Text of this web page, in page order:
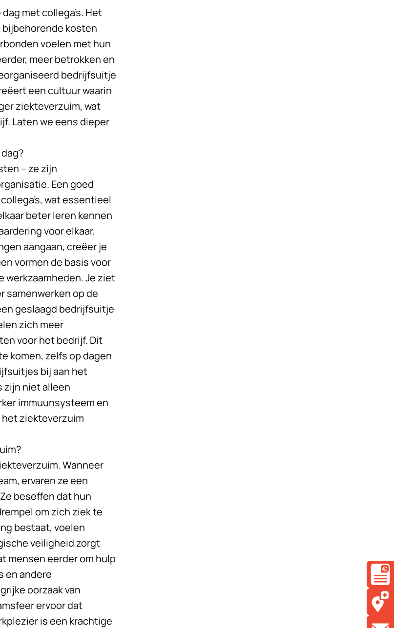
met collega’s. Het
kosten
voelen met hun
meer betrokken en
bedrijfsuitje
een cultuur waarin
ziekteverzuim, wat
Laten we eens dieper
– ze zijn
Een goed
wat essentieel
beter leren kennen
voor elkaar.
aangaan, creëer je
vormen de basis voor
werkzaamheden. Je ziet
samenwerken op de
geslaagd bedrijfsuitje
zich meer
voor het bedrijf. Dit
komen, zelfs op dagen
bij aan het
zijn niet alleen
immuunsysteem en
ziekteverzuim
Wanneer
ervaren ze een
beseffen dat hun
om zich ziek te
bestaat, voelen
veiligheid zorgt
mensen eerder om hulp
en andere
oorzaak van
ervoor dat
is een krachtige